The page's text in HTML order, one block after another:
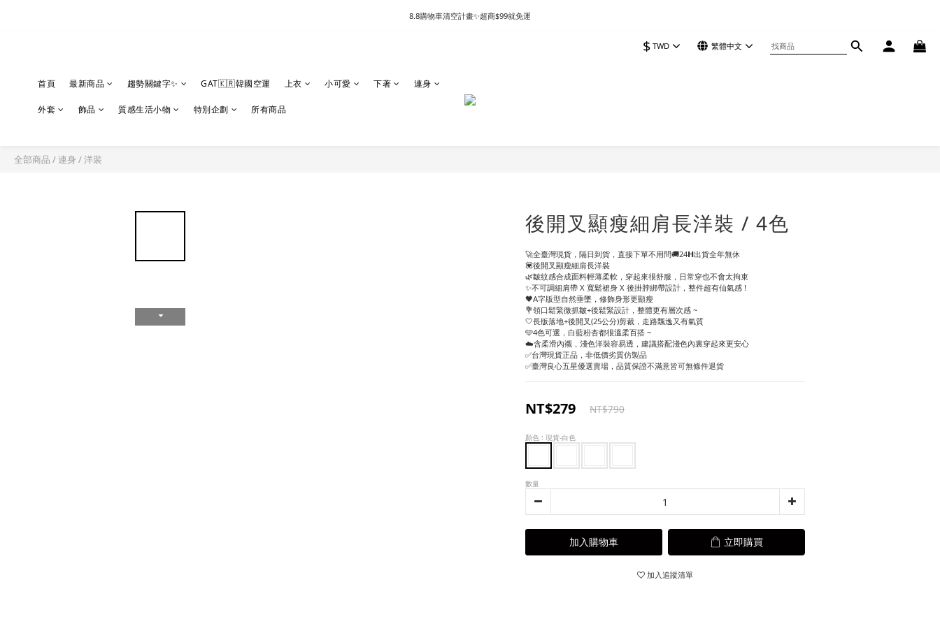
8.8購物車清空計畫✨超商$99就免運
$ TWD 繁體中文
首頁 最新商品 趨勢關鍵字✨ GAT🇰🇷韓國空運 上衣 小可愛 下著 連身
外套 飾品 質感生活小物 特別企劃 所有商品
全部商品 /連身 /洋裝
後開叉顯瘦細肩長洋裝 / 4色
🚀全臺灣現貨，隔日到貨，直接下單不用問🚚24𝗛出貨全年無休
💟後開叉顯瘦細肩長洋裝
🌿皺紋感合成面料輕薄柔軟，穿起來很舒服，日常穿也不會太拘束
✨不可調細肩帶 X 寬鬆裙身 X 後掛脖綁帶設計，整件超有仙氣感 !
🖤A字版型自然垂墜，修飾身形更顯瘦
💐領口鬆緊微抓皺+後鬆緊設計，整體更有層次感 ~
🤍長版落地+後開叉(25公分)剪裁，走路飄逸又有氣質
🩵4色可選，白藍粉杏都很溫柔百搭 ~
☁️含柔滑內襯，淺色洋裝容易透，建議搭配淺色內裏穿起來更安心
✅台灣現貨正品，非低價劣質仿製品
✅臺灣良心五星優選賣場，品質保證不滿意皆可無條件退貨
NT$279 NT$790
顏色 : 現貨-白色
數量
加入購物車 立即購買
加入追蹤清單